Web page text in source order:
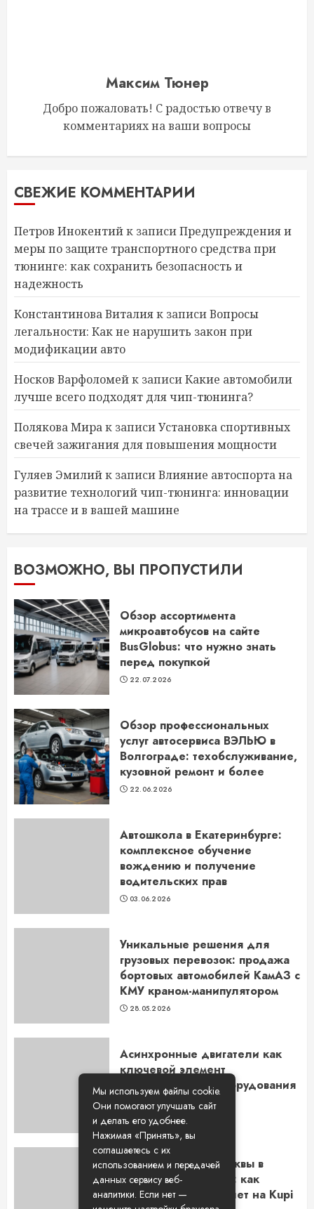
Максим Тюнер
Добро пожаловать! С радостью отвечу в
комментариях на ваши вопросы
СВЕЖИЕ КОММЕНТАРИИ
Петров Инокентийк записиПредупреждения и
меры по защите транспортного средства при
тюнинге: как сохранить безопасность и
надежность
Константинова Виталияк записиВопросы
легальности: Как не нарушить закон при
модификации авто
Носков Варфоломейк записиКакие автомобили
лучше всего подходят для чип-тюнинга?
Полякова Мирак записиУстановка спортивных
свечей зажигания для повышения мощности
Гуляев Эмилийк записиВлияние автоспорта на
развитие технологий чип-тюнинга: инновации
на трассе и в вашей машине
ВОЗМОЖНО, ВЫ ПРОПУСТИЛИ
Обзор ассортимента
микроавтобусов на сайте
BusGlobus: что нужно знать
перед покупкой
22.07.2026
Обзор профессиональных
услуг автосервиса ВЭЛЬЮ в
Волгограде: техобслуживание,
кузовной ремонт и более
22.06.2026
Автошкола в Екатеринбурге:
комплексное обучение
вождению и получение
водительских прав
03.06.2026
Уникальные решения для
грузовых перевозок: продажа
бортовых автомобилей КамАЗ с
КМУ краном-манипулятором
28.05.2026
Асинхронные двигатели как
ключевой элемент
промышленного оборудования
в Новосибирске
14.05.2026
Путешествие из Москвы в
Самару на самолете: как
выбрать лучший билет на Kupi
Мы используем файлы cookie.
Они помогают улучшать сайт
и делать его удобнее.
Нажимая «Принять», вы
соглашаетесь с их
использованием и передачей
данных сервису веб-
аналитики. Если нет —